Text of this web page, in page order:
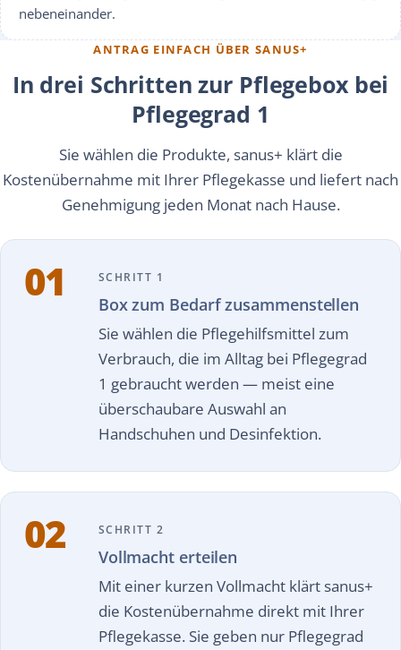
nebeneinander.
ANTRAG EINFACH ÜBER SANUS+
In drei Schritten zur Pflegebox bei
Pflegegrad 1
Sie wählen die Produkte, sanus+ klärt die
Kostenübernahme mit Ihrer Pflegekasse und liefert nach
Genehmigung jeden Monat nach Hause.
01 SCHRITT 1
Box zum Bedarf zusammenstellen
Sie wählen die Pflegehilfsmittel zum
Verbrauch, die im Alltag bei Pflegegrad
1 gebraucht werden — meist eine
überschaubare Auswahl an
Handschuhen und Desinfektion.
02 SCHRITT 2
Vollmacht erteilen
Mit einer kurzen Vollmacht klärt sanus+
die Kostenübernahme direkt mit Ihrer
Pflegekasse. Sie geben nur Pflegegrad